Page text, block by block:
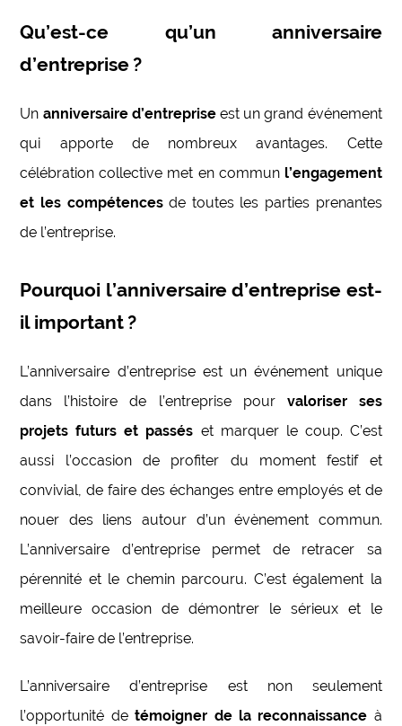
Qu’est-ce qu’un anniversaire
d’entreprise ?
Un anniversaire d’entrepriseest un grand événement
qui apporte de nombreux avantages. Cette
célébration collective met en communl’engagement
et les compétencesde toutes les parties prenantes
de l’entreprise.
Pourquoi l’anniversaire d’entreprise est-
il important ?
L’anniversaire d’entreprise est un événement unique
dans l’histoire de l’entreprise pour valoriser ses
projets futurs et passés et marquer le coup. C’est
aussi l’occasion de profiter du moment festif et
convivial, de faire des échanges entre employés et de
nouer des liens autour d’un évènement commun.
L’anniversaire d’entreprise permet de retracer sa
pérennité et le chemin parcouru. C’est également la
meilleure occasion de démontrer le sérieux et le
savoir-faire de l’entreprise.
L’anniversaire d’entreprise est non seulement
l’opportunité detémoigner de la reconnaissance à